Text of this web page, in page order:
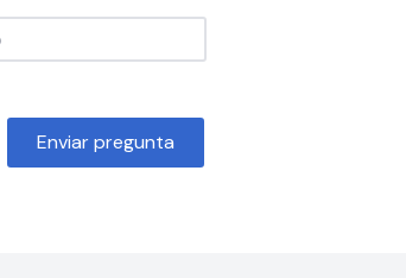
Enviar pregunta